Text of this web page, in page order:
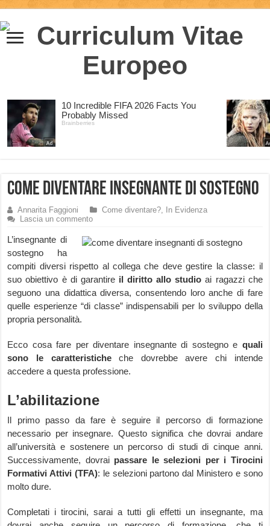
Come diventare Insegnante di Sostegno
Annarita Faggioni Come diventare?,
In Evidenza
Lascia un commento
L’insegnante di
sostegno ha
compiti diversi rispetto al collega che deve gestire la classe: il
suo obiettivo è di garantireil diritto allo studio ai ragazzi che
seguono una didattica diversa, consentendo loro anche di fare
quelle esperienze “di classe” indispensabili per lo sviluppo della
propria personalità.
Ecco cosa fare per diventare insegnante di sostegno e quali
sono le caratteristicheche dovrebbe avere chi intende
accedere a questa professione.
L’abilitazione
Il primo passo da fare è seguire il percorso di formazione
necessario per insegnare. Questo significa che dovrai andare
all’università e sostenere un percorso di studi di cinque anni.
Successivamente, dovrai passare le selezioni per i Tirocini
Formativi Attivi (TFA): le selezioni partono dal Ministero e sono
molto dure.
Completati i tirocini, sarai a tutti gli effetti un insegnante, ma